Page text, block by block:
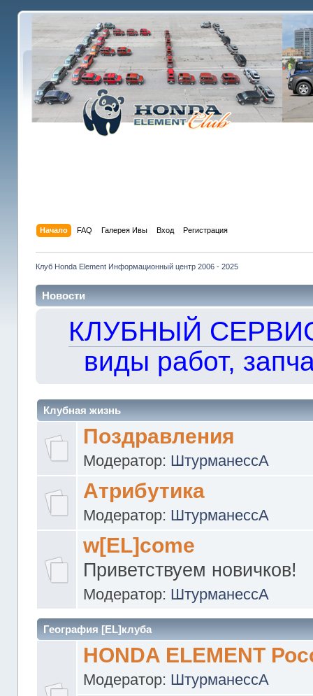
Начало FAQ Галерея Ивы Вход Регистрация
Клуб Honda Element Информационный центр 2006 - 2025
Новости
КЛУБНЫЙ
виды работ,
Клубная жизнь
Поздравления
Модератор: ШтурманессА
Атрибутика
Модератор: ШтурманессА
w[EL]come
Приветствуем новичков!
Модератор: ШтурманессА
География [EL]клуба
HONDA ELEMENT
Модератор: ШтурманессА